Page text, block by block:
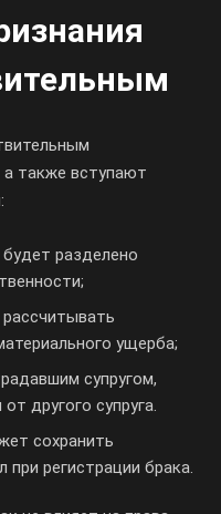
а также вступают
разделено
ущерба;
супругом,
другого супруга.
сохранить
регистрации брака.